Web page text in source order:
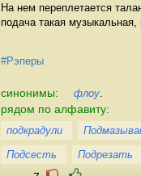
На нем переплетается
подача такая
#Рэперы
синонимы: флоу
рядом по алфавиту:
подкрадули
Подсесть
Подрезать